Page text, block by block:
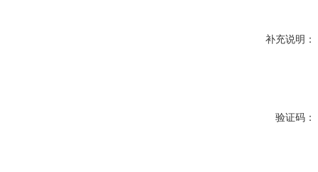
补充说明：
验证码：